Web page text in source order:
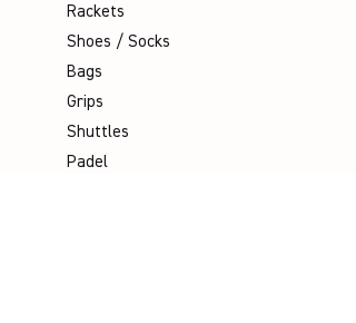
Rackets
Shoes / Socks
Bags
Grips
Shuttles
Padel